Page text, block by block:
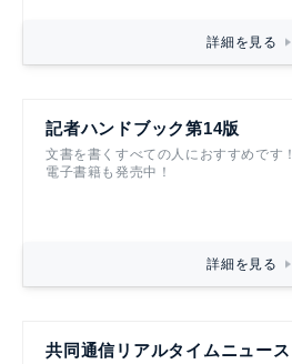
詳細を見る
記者ハンドブック第14版
文書を書くすべての人におすすめです！
電子書籍も発売中！
詳細を見る
共同通信リアルタイムニュース